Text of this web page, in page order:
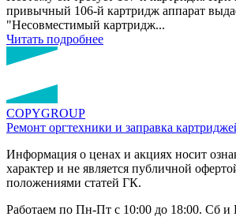
привычный 106-й картридж аппарат
"Несовместимый картридж...
Читать подробнее
COPYGROUP
Ремонт оргтехники и заправка
Информация о ценах и акциях носит
характер и не является публичной
положениями статей ГК.
Работаем по Пн-Пт с 10:00 до 18:00. Сб